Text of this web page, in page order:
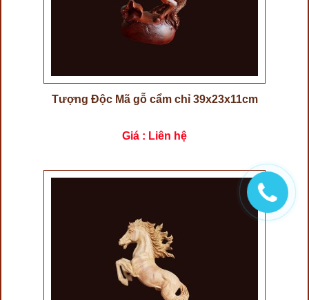
Tượng Độc Mã gỗ cẩm chỉ 39x23x11cm
Giá : Liên hệ